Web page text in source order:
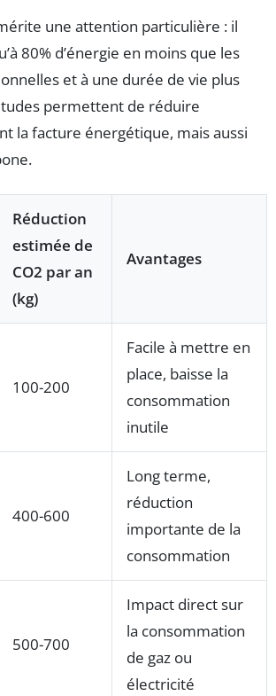
une attention particulière : il
80% d’énergie en moins que les
et à une durée de vie plus
permettent de réduire
la facture énergétique, mais aussi
Réduction
estimée de
CO2 par an
(kg)
Avantages
100-200
Facile à mettre en
place, baisse la
consommation
inutile
400-600
Long terme,
réduction
importante de la
consommation
500-700
Impact direct sur
la consommation
de gaz ou
électricité